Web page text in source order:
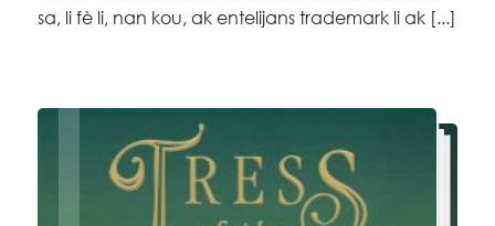
sa, li fè li, nan kou, ak entelijans trademark li ak [...]